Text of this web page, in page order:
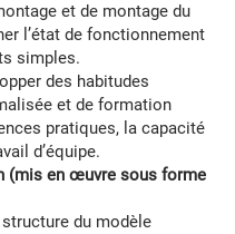
et de montage du
l’état de fonctionnement
simples.
des habitudes
et de formation
pratiques, la capacité
d’équipe.
(mis en œuvre sous forme
du modèle